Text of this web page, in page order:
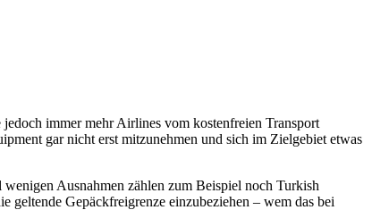
immer mehr Airlines vom kostenfreien Transport
gar nicht erst mitzunehmen und sich im Zielgebiet etwas
Ausnahmen zählen zum Beispiel noch Turkish
Gepäckfreigrenze einzubeziehen – wem das bei